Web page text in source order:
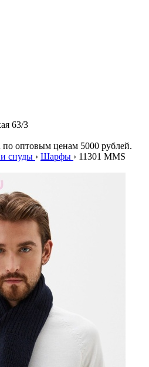
63/3
оптовым ценам 5000 рублей.
снуды › Шарфы › 11301 MMS